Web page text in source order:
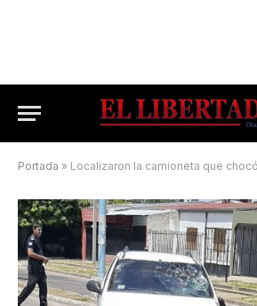
Portada » Localizaron la camioneta que chocó a una